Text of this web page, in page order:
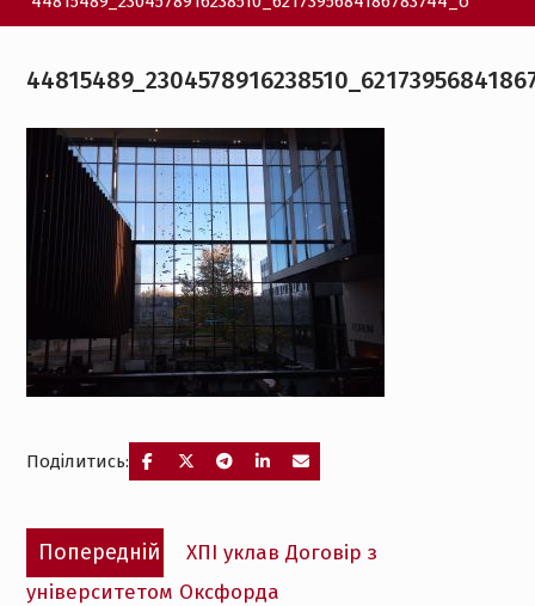
Поділитись:
Навігація
записів
Попередній
Попередній
запис:
ХПІ уклав Договір з
університетом Оксфорда